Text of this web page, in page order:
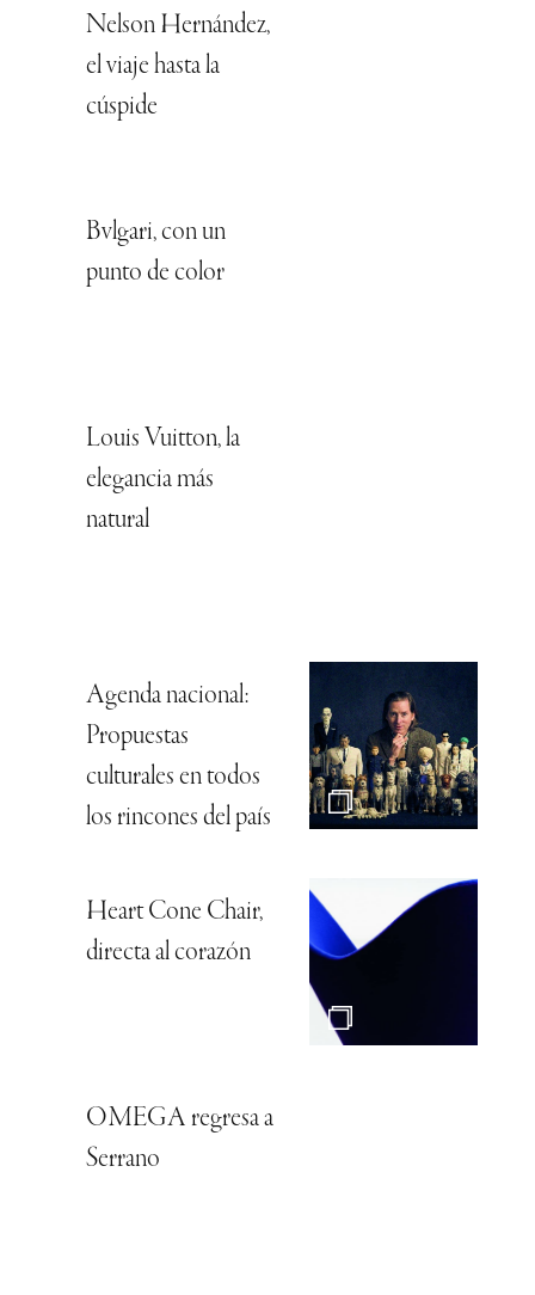
Nelson Hernández,
el viaje hasta la
cúspide
Bvlgari, con un
punto de color
Louis Vuitton, la
elegancia más
natural
Agenda nacional:
Propuestas
culturales en todos
los rincones del país
Heart Cone Chair,
directa al corazón
OMEGA regresa a
Serrano